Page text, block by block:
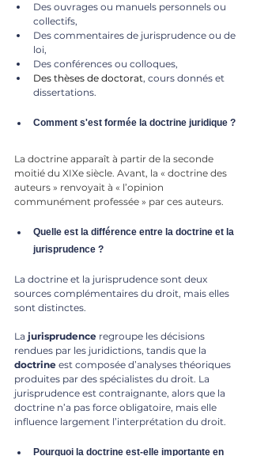
Des ouvrages ou manuels personnels ou
collectifs,
Des commentaires de jurisprudence ou de
loi,
Des conférences ou colloques,
Des thèses de doctorat, cours donnés et
dissertations.
Comment s'est formée la doctrine juridique ?
La doctrine apparaît à partir de la seconde
moitié du XIXe siècle. Avant, la « doctrine des
auteurs » renvoyait à « l’opinion
communément professée » par ces auteurs.
Quelle est la différence entre la doctrine et la
jurisprudence ?
La doctrine et la jurisprudence sont deux
sources complémentaires du droit, mais elles
sont distinctes.
La jurisprudence regroupe les décisions
rendues par les juridictions, tandis que la
doctrine est composée d’analyses théoriques
produites par des spécialistes du droit. La
jurisprudence est contraignante, alors que la
doctrine n’a pas force obligatoire, mais elle
influence largement l’interprétation du droit.
Pourquoi la doctrine est-elle importante en